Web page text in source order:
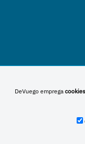
DeVuego emprega